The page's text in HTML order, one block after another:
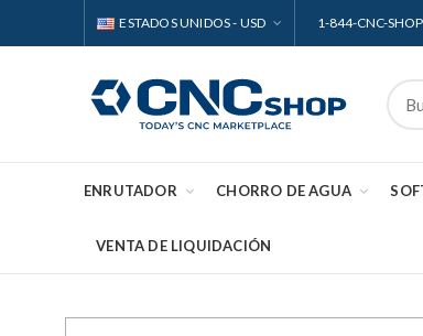
ESTADOS UNIDOS - USD 1-844-CNC-
ENRUTADOR CHORRO DE AGUA
VENTA DE LIQUIDACIÓN